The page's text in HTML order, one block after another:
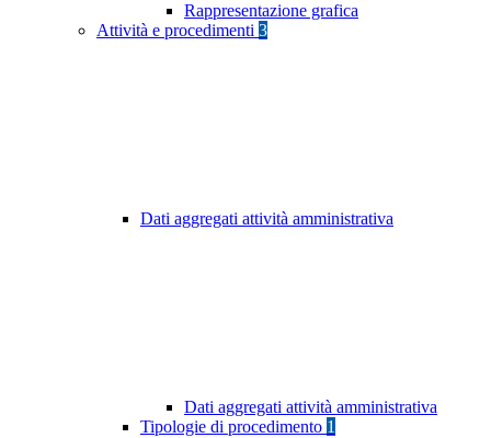
Rappresentazione grafica
Attività e procedimenti 3
Dati aggregati attività amministrativa
Dati aggregati attività amministrativa
Tipologie di procedimento 1